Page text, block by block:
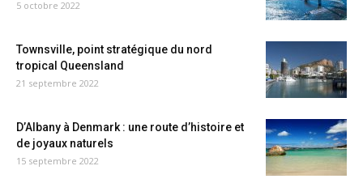
5 octobre 2022
Townsville, point stratégique du nord
tropical Queensland
21 septembre 2022
D’Albany à Denmark : une route d’histoire et
de joyaux naturels
15 septembre 2022